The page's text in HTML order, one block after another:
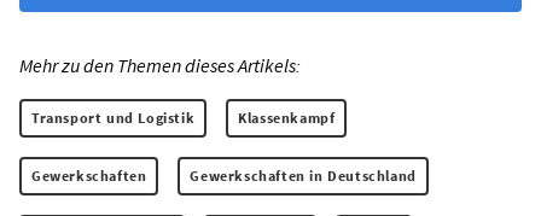
Mehr zu den Themen dieses Artikels:
Transport und Logistik Klassenkampf
Gewerkschaften Gewerkschaften in Deutschland